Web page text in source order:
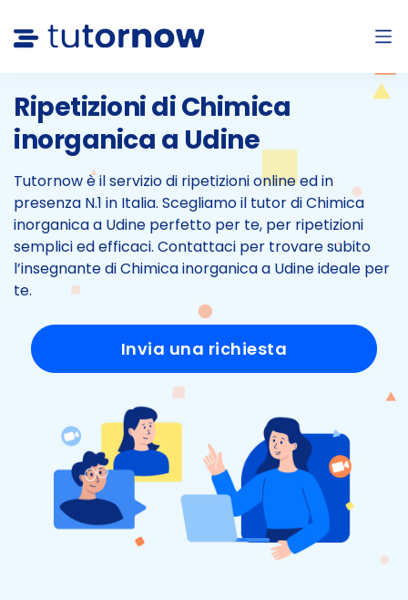
Ripetizioni di Chimica
inorganica a Udine
Tutornow è il servizio di ripetizioni online ed in
presenza N.1 in Italia. Scegliamo il tutor di Chimica
inorganica a Udine perfetto per te, per ripetizioni
semplici ed efficaci. Contattaci per trovare subito
l’insegnante di Chimica inorganica a Udine ideale per
te.
Invia una richiesta